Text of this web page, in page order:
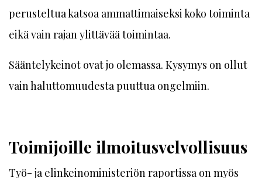
perusteltua katsoa ammattimaiseksi koko toiminta
eikä vain rajan ylittävää toimintaa.
Sääntelykeinot ovat jo olemassa. Kysymys on ollut
vain haluttomuudesta puuttua ongelmiin.
Toimijoille ilmoitusvelvollisuus
Työ- ja elinkeinoministeriön raportissa on myös